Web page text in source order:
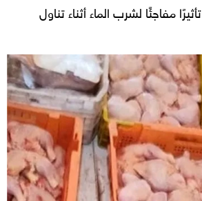
مفاجئًا لشرب الماء أثناء تناول